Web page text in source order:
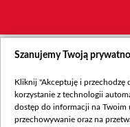
Szanujemy Twoją
Kliknij "Akceptuję i przechodzę
korzystanie z technologii
dostęp do informacji na Twoim
przechowywanie oraz na